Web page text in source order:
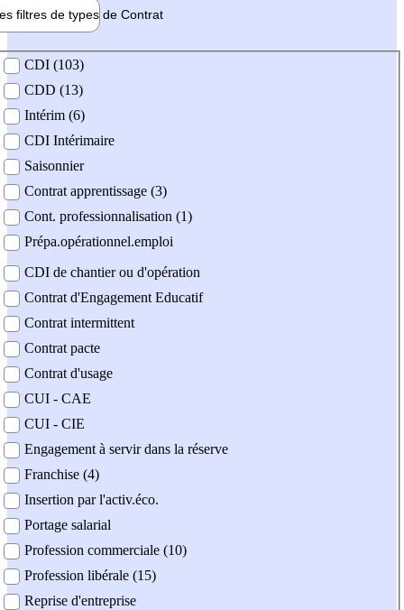
filtres de types de Contrat
contrat
CDI (103)
CDD (13)
Intérim (6)
CDI Intérimaire
Saisonnier
Contrat apprentissage (3)
Cont. professionnalisation (1)
Prépa.opérationnel.emploi
CDI de chantier ou d'opération
Contrat d'Engagement Educatif
Contrat intermittent
Contrat pacte
Contrat d'usage
CUI - CAE
CUI - CIE
Engagement à servir dans la réserve
Franchise (4)
Insertion par l'activ.éco.
Portage salarial
Profession commerciale (10)
Profession libérale (15)
Reprise d'entreprise